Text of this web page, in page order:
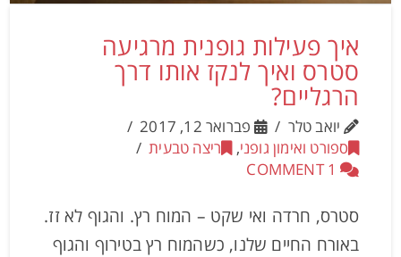
איך פעילות גופנית מרגיעה
סטרס ואיך לנקז אותו דרך
הרגליים?
יואב טלר
פברואר 12, 2017
ספורט ואימון גופני, ריצה טבעית
1 COMMENT
סטרס, חרדה ואי שקט – המוח רץ. והגוף לא זז.
באורח החיים שלנו, כשהמוח רץ בטירוף והגוף